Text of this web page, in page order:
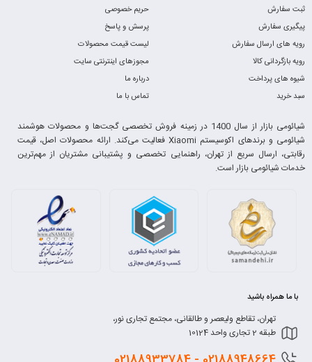
ثبت سفارش
پیگیری سفارش
رویه های ارسال سفارش
رویه بازگردانی کالا
شیوه های پرداخت
سبد خرید
حریم خصوصی
پرسش و پاسخ
لیست قیمت محصولات
مجوزهای اینترنتی سایت
درباره ما
تماس با ما
شیائومی بازار از سال 1400 در زمینه فروش تخصصی گجت‌ها و محصولات هوشمند
شیائومی و برندهای اکوسیستم Xiaomi فعالیت می‌کند. ارائه محصولات اصل، قیمت
رقابتی، ارسال سریع از تهران، راهنمایی تخصصی و پشتیبانی مشتریان از مهم‌ترین
خدمات شیائومی بازار است.
با ما همراه باشید
تهران، تقاطع ولیعصر و طالقانی، مجتمع تجاری نور،
طبقه 2 تجاری واحد 10124